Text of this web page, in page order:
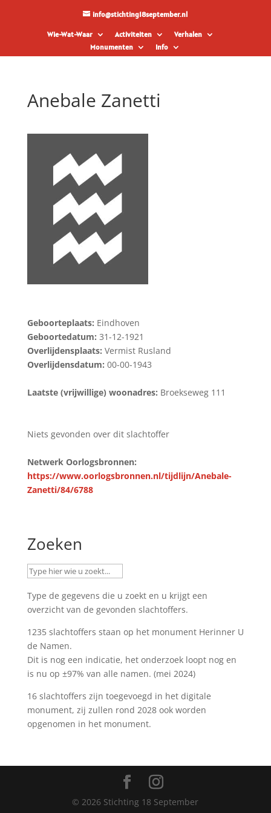
info@stichting18september.nl
Wie-Wat-Waar Activiteiten
Verhalen
Monumenten
Info
Anebale Zanetti
Geboorteplaats: Eindhoven
Geboortedatum: 31-12-1921
Overlijdensplaats: Vermist Rusland
Overlijdensdatum: 00-00-1943
Laatste (vrijwillige) woonadres: Broekseweg 111
Niets gevonden over dit slachtoffer
Netwerk Oorlogsbronnen:
https://www.oorlogsbronnen.nl/tijdlijn/Anebale-
Zanetti/84/6788
Zoeken
Type de gegevens die u zoekt en u krijgt een
overzicht van de gevonden slachtoffers.
1235 slachtoffers staan op het monument Herinner U
de Namen.
Dit is nog een indicatie, het onderzoek loopt nog en
is nu op ±97% van alle namen. (mei 2024)
16 slachtoffers zijn toegevoegd in het digitale
monument, zij zullen rond 2028 ook worden
opgenomen in het monument.
© 2026 Stichting 18 September